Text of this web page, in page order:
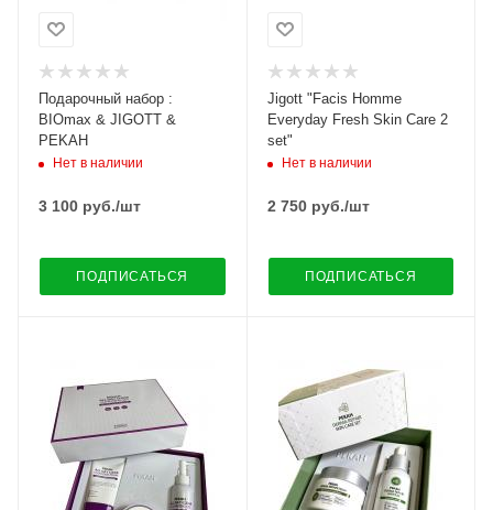
Подарочный набор :
BIOmax & JIGOTT &
PEKAH
Нет в наличии
3 100 руб./шт
ПОДПИСАТЬСЯ
Jigott "Facis Homme
Everyday Fresh Skin Care 2
set"
Нет в наличии
2 750руб./шт
ПОДПИСАТЬСЯ